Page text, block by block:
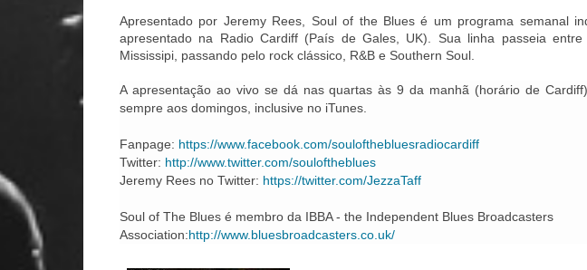
Apresentado por Jeremy Rees, Soul of the Blues é um programa semanal
apresentado na Radio Cardiff (País de Gales, UK). Sua linha passeia
Mississipi, passando pelo rock clássico, R&B e Southern Soul.
A apresentação ao vivo se dá nas quartas às 9 da manhã (horário de
sempre aos domingos, inclusive no iTunes.
Fanpage: https://www.facebook.com/soulofthebluesradiocardiff
Twitter: http://www.twitter.com/souloftheblues
Jeremy Rees no Twitter: https://twitter.com/JezzaTaff
Soul of The Blues é membro da IBBA - the Independent Blues Broadcasters
Association:http://www.bluesbroadcasters.co.uk/